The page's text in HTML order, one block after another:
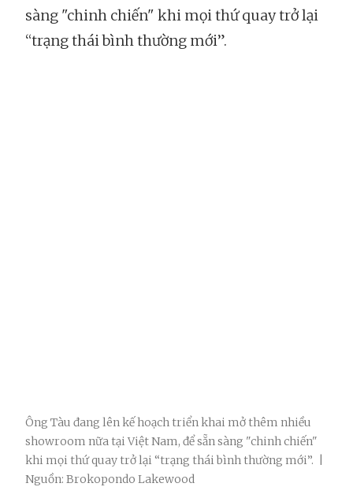
sàng "chinh chiến" khi mọi thứ quay trở lại
“trạng thái bình thường mới”.
Ông Tàu đang lên kế hoạch triển khai mở thêm nhiều
showroom nữa tại Việt Nam, để sẵn sàng "chinh chiến"
khi mọi thứ quay trở lại “trạng thái bình thường mới”. |
Nguồn: Brokopondo Lakewood